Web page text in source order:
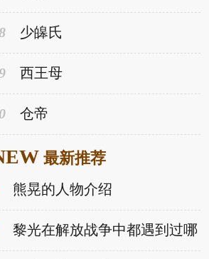
少皞氏
西王母
仓帝
最新推荐
熊晃的人物介绍
黎光在解放战争中都遇到过哪
挑战